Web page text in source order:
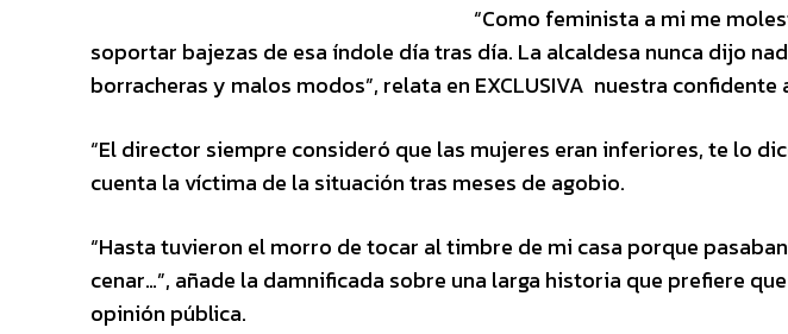
“Como feminista a mi me
soportar bajezas de esa índole día tras día. La alcaldesa nunca dijo
borracheras y malos modos”, relata en EXCLUSIVA nuestra confidente
“El director siempre consideró que las mujeres eran inferiores, te lo
cuenta la víctima de la situación tras meses de agobio.
“Hasta tuvieron el morro de tocar al timbre de mi casa porque
cenar…”, añade la damnificada sobre una larga historia que prefiere
opinión pública.